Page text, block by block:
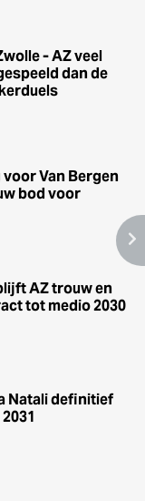
- AZ veel
dan de
Van Bergen
bod voor
AZ trouw en
tot medio 2030
Natali definitief